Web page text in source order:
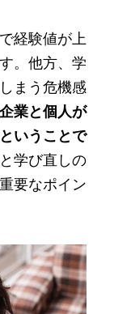
経験値が上
。他方、学
まう危機感
業と個人が
いうことで
学び直しの
要なポイン